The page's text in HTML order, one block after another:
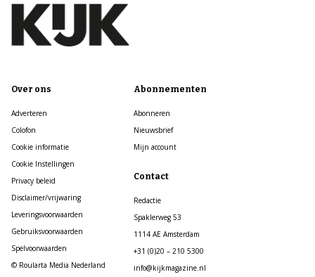
Over ons
Adverteren
Colofon
Cookie informatie
Cookie Instellingen
Privacy beleid
Disclaimer/vrijwaring
Leveringsvoorwaarden
Gebruiksvoorwaarden
Spelvoorwaarden
© Roularta Media Nederland
Abonnementen
Abonneren
Nieuwsbrief
Mijn account
Contact
Redactie
Spaklerweg 53
1114 AE Amsterdam
+31 (0)20 – 210 5300
info@kijkmagazine.nl